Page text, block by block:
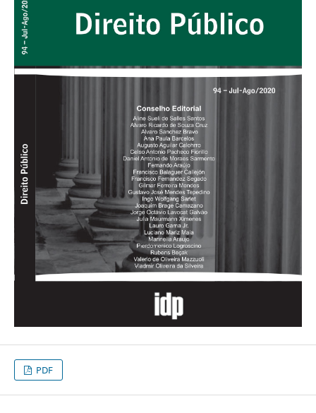
PDF